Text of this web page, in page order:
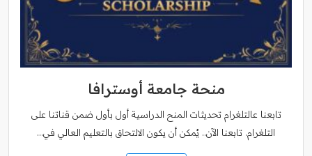
منحة جامعة أوسترافا
تابعنا عالتلغرام تحديثات المنح الدراسية أول بأول ضمن قناتنا على
التلغرام. تابعنا الآن.. يُمكن أن يكون الالتحاق بالتعليم العالي في…